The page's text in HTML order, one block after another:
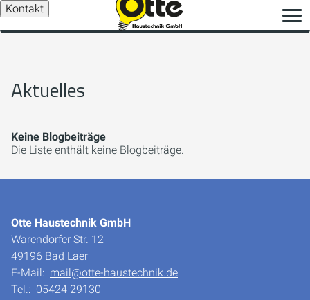
Kontakt
Aktuelles
Keine Blogbeiträge
Die Liste enthält keine Blogbeiträge.
Otte Haustechnik GmbH
Warendorfer Str. 12
49196 Bad Laer
E-Mail: mail@otte-haustechnik.de
Tel.: 05424 29130